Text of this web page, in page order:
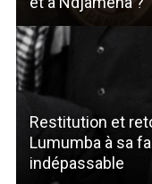
Restitution et
Lumumba à sa
indépassable